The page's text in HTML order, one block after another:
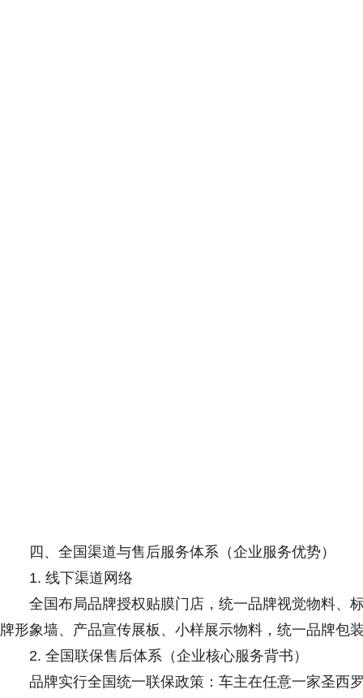
四、全国渠道与售后服务体系（企业服务优势）
1. 线下渠道网络
全国布局品牌授权贴膜门店，统一品牌视觉物料、
牌形象墙、产品宣传展板、小样展示物料，统一品牌包
2. 全国联保售后体系（企业核心服务背书）
品牌实行全国统一联保政策：车主在任意一家圣西